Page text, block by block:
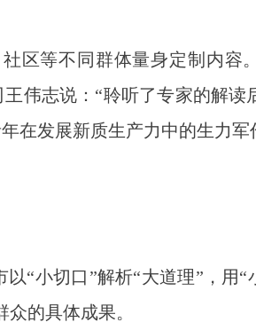
等不同群体量身定制内容
伟志说：“聆听了专家的解读
在发展新质生产力中的生力军
小切口”解析“大道理”，用“
的具体成果。